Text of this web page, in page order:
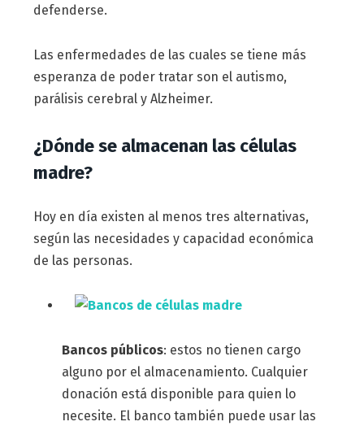
defenderse.
Las enfermedades de las cuales se tiene más
esperanza de poder tratar son el autismo,
parálisis cerebral y Alzheimer.
¿Dónde se almacenan las células
madre?
Hoy en día existen al menos tres alternativas,
según las necesidades y capacidad económica
de las personas.
Bancos públicos: estos no tienen cargo
alguno por el almacenamiento. Cualquier
donación está disponible para quien lo
necesite. El banco también puede usar las